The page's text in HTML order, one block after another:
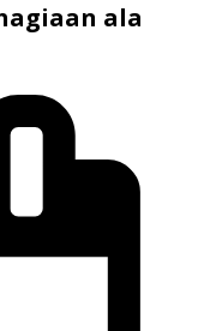
ala